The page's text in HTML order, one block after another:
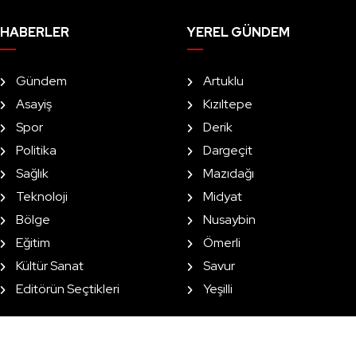
HABERLER
Gündem
Asayiş
Spor
Politika
Sağlık
Teknoloji
Bölge
Eğitim
Kültür Sanat
Editörün Seçtikleri
YEREL GÜNDEM
Artuklu
Kızıltepe
Derik
Dargeçit
Mazıdağı
Midyat
Nusaybin
Ömerli
Savur
Yeşilli